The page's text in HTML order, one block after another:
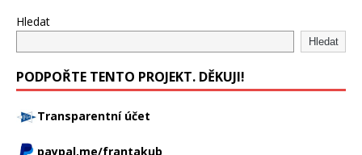
Hledat
Hledat
PODPOŘTE TENTO PROJEKT. DĚKUJI!
Transparentní účet
paypal.me/frantakub